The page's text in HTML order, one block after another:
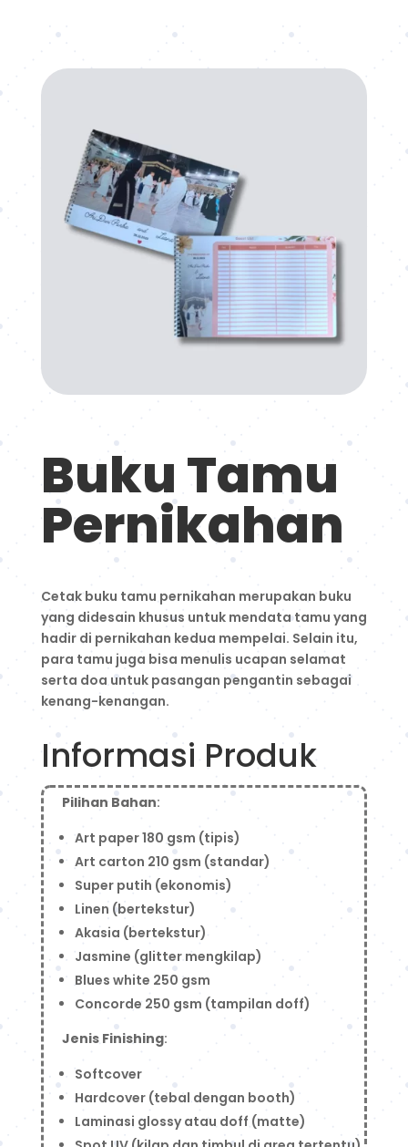
Buku Tamu
Pernikahan
Cetak buku tamu pernikahan merupakan buku
yang didesain khusus untuk mendata tamu yang
hadir di pernikahan kedua mempelai. Selain itu,
para tamu juga bisa menulis ucapan selamat
serta doa untuk pasangan pengantin sebagai
kenang-kenangan.
Informasi Produk
Pilihan Bahan:
Art paper 180 gsm (tipis)
Art carton 210 gsm (standar)
Super putih (ekonomis)
Linen (bertekstur)
Akasia (bertekstur)
Jasmine (glitter mengkilap)
Blues white 250 gsm
Concorde 250 gsm (tampilan doff)
Jenis Finishing:
Softcover
Hardcover (tebal dengan booth)
Laminasi glossy atau doff (matte)